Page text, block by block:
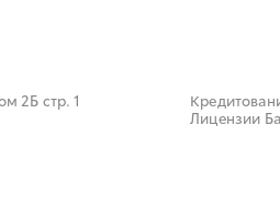
2Б стр. 1
Лицензии